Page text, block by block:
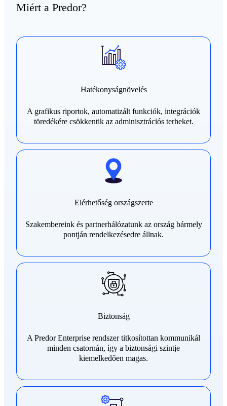
Miért a Predor?
Hatékonyságnövelés
A grafikus riportok, automatizált funkciók, integrációk
töredékére csökkentik az adminisztrációs terheket.
Elérhetőség országszerte
Szakembereink és partnerhálózatunk az ország bármely
pontján rendelkezésedre állnak.
Biztonság
A Predor Enterprise rendszer titkosítottan kommunikál
minden csatornán, így a biztonsági szintje
kiemelkedően magas.